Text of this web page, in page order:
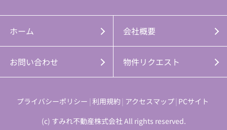
ホーム 会社概要
お問い合わせ 物件リクエスト
プライバシーポリシー 利用規約 アクセスマップ PCサイト
(c) すみれ不動産株式会社 All rights reserved.